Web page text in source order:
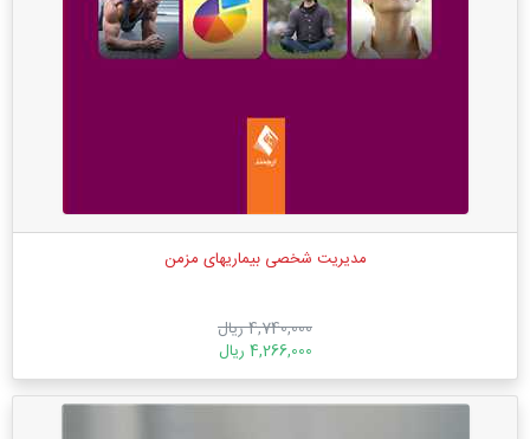
مدیریت شخصی بیماریهای مزمن
4,740,000 ریال
4,266,000 ریال